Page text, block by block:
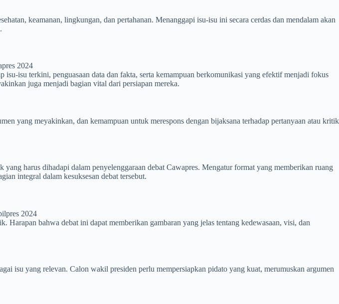
keamanan, lingkungan, dan pertahanan. Menanggapi isu-isu ini secara cerdas dan mendalam akan
isu terkini, penguasaan data dan fakta, serta kemampuan berkomunikasi yang efektif menjadi fokus
juga menjadi bagian vital dari persiapan mereka.
yang meyakinkan, dan kemampuan untuk merespons dengan bijaksana terhadap pertanyaan atau kritik
harus dihadapi dalam penyelenggaraan debat Cawapres. Mengatur format yang memberikan ruang
integral dalam kesuksesan debat tersebut.
bahwa debat ini dapat memberikan gambaran yang jelas tentang kedewasaan, visi, dan
isu yang relevan. Calon wakil presiden perlu mempersiapkan pidato yang kuat, merumuskan argumen